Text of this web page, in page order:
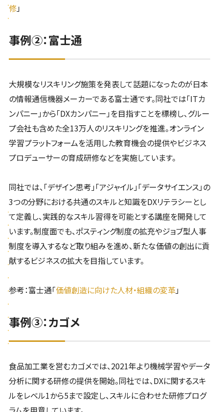
修」
事例②：富士通
大規模なリスキリング施策を発表して話題になったのが日本
の情報通信機器メーカーである富士通です。同社では「ITカ
ンパニー」から「DXカンパニー」を目指すことを標榜し、グルー
プ会社も含めた全13万人のリスキリングを推進。オンライン
学習プラットフォームを活用した教育機会の提供やビジネス
プロデューサーの育成研修などを実施しています。
同社では、「デザイン思考」「アジャイル」「データサイエンス」の
3つの分野における共通のスキルと知識をDXリテラシーとし
て定義し、実践的なスキル習得を可能とする講座を開発して
います。制度面でも、ポスティング制度の拡充やジョブ型人事
制度を導入するなど取り組みを進め、新たな価値の創出に貢
献するビジネスの拡大を目指しています。
参考：富士通「価値創造に向けた人材・組織の変革」
事例③：カゴメ
食品加工業を営むカゴメでは、2021年より機械学習やデータ
分析に関する研修の提供を開始。同社では、DXに関するスキ
ルをレベル1から5まで設定し、スキルに合わせた研修プログ